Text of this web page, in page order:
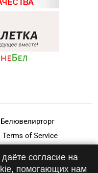
Белювелирторг
Terms of Service
согласие на
помогающих нам